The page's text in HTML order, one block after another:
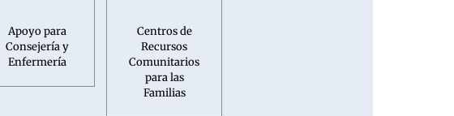
Apoyo para
Consejería y
Enfermería
Centros de
Recursos
Comunitarios
para las
Familias